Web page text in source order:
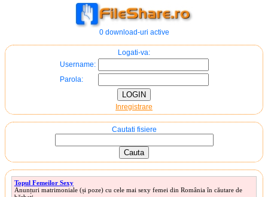
0 download-uri active
Logati-va:
Username:
Parola:
Inregistrare
Cautati fisiere
Topul Femeilor Sexy
Anunțuri matrimoniale (și poze) cu cele mai sexy femei din România în căutare de